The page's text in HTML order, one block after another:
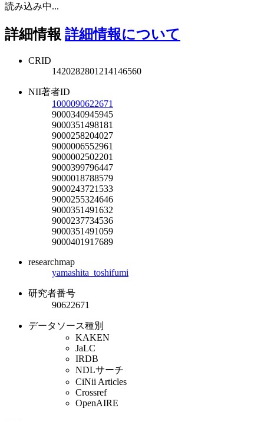
読み込み中...
詳細情報 詳細情報について
CRID
1420282801214146560
NII著者ID
1000090622671
9000340945945
9000351498181
9000258204027
9000006552961
9000002502201
9000399796447
9000018788579
9000243721533
9000255324646
9000351491632
9000237734536
9000351491059
9000401917689
researchmap
yamashita_toshifumi
研究者番号
90622671
データソース種別
KAKEN
JaLC
IRDB
NDLサーチ
CiNii Articles
Crossref
OpenAIRE